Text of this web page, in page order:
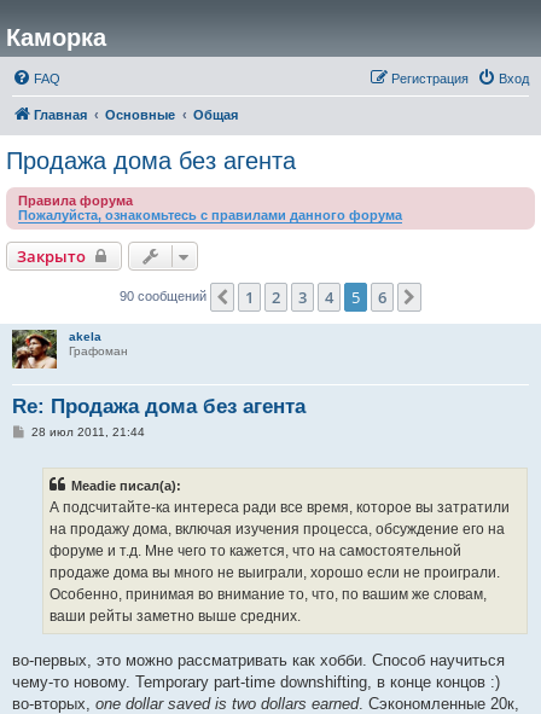
Каморка
FAQ Вход
Регистрация
Главная Основные Общая
Продажа дома без агента
Правила форума
Пожалуйста, ознакомьтесь с правилами данного форума
Закрыто
90 сообщений Пред.
1 2 3 4 5 6
akela
Графоман
Re: Продажа дома без агента
С28 июл 2011, 21:44
Meadie писал(а):
А подсчитайте-ка интереса ради все время, которое вы затратили
на продажу дома, включая изучения процесса, обсуждение его на
форуме и т.д. Мне чего то кажется, что на самостоятельной
продаже дома вы много не выиграли, хорошо если не проиграли.
Особенно, принимая во внимание то, что, по вашим же словам,
ваши рейты заметно выше средних.
во-первых, это можно рассматривать как хобби. Способ научиться
чему-то новому. Temporary part-time downshifting, в конце концов :)
во-вторых, one dollar saved is two dollars earned. Сэкономленные 20к,